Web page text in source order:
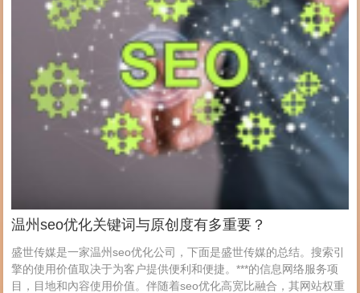
温州seo优化关键词与原创度有多重要？
盛世传媒是一家温州seo优化公司，下面是盛世传媒的总结。搜索引
擎的使用价值取决于为客户提供便利和便捷。***的信息网络服务项
目，目地和內容使用价值。伴随着seo优化高宽比融合，其网站权重